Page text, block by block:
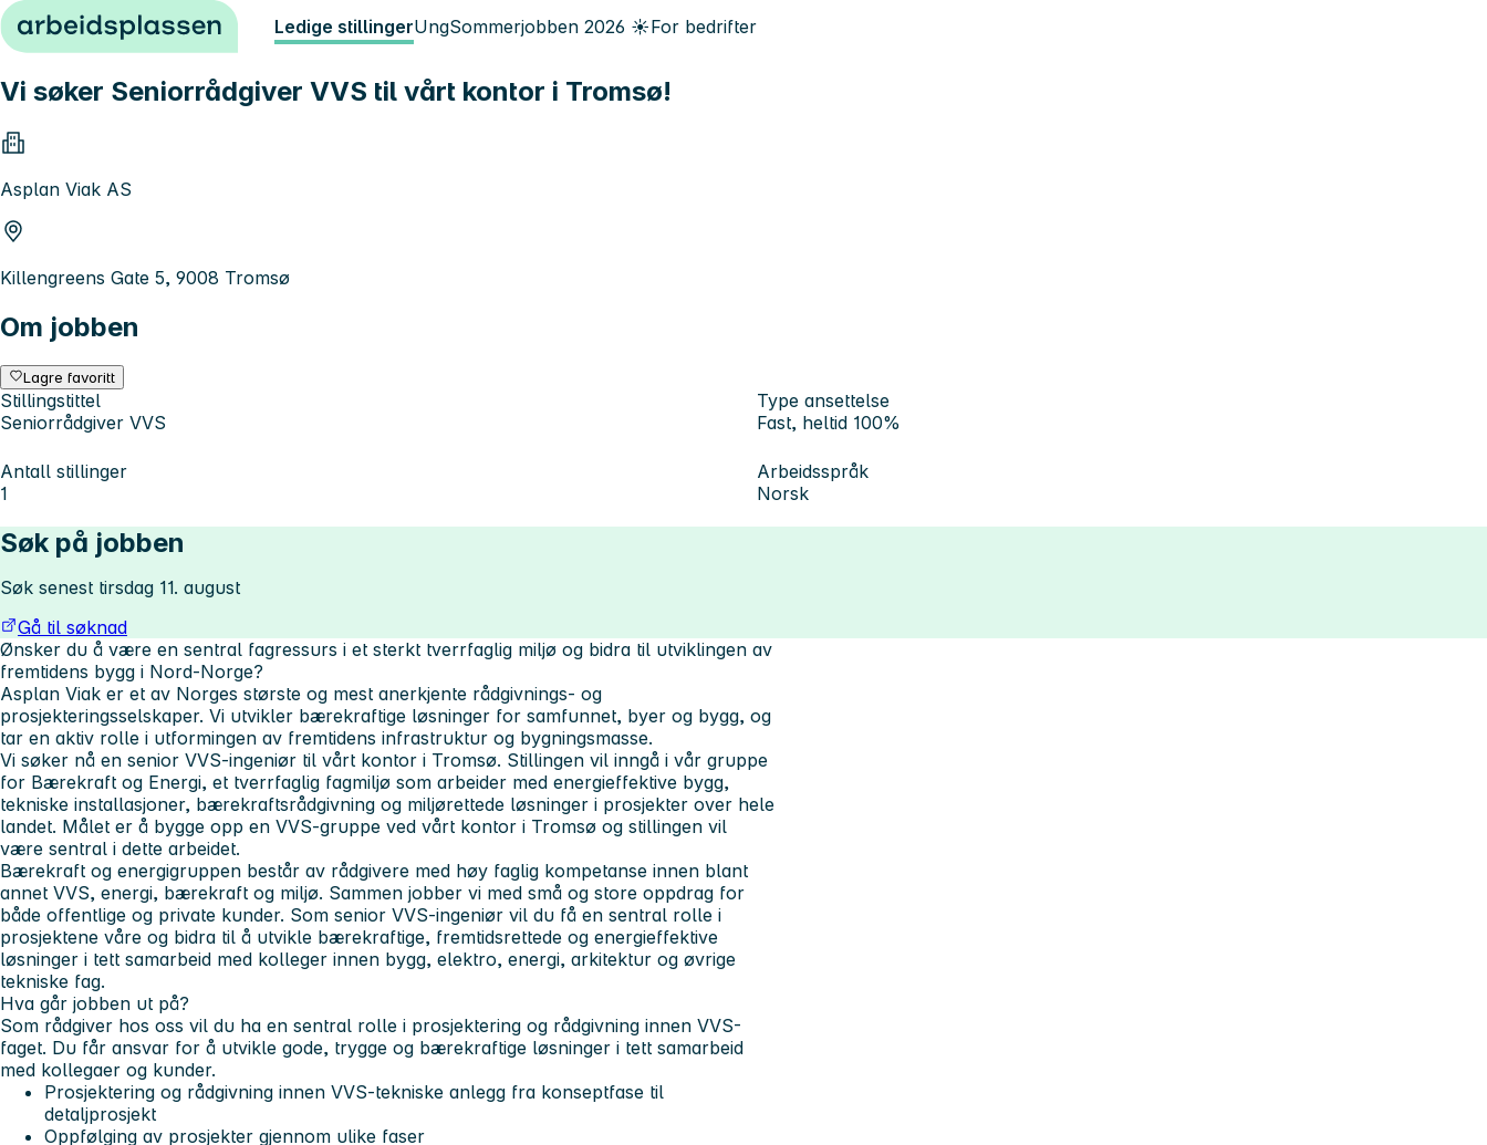
Hopp til innhold Ledige stillingerUngSommerjobben 2026 ☀️For bedrifter
Vi søker Seniorrådgiver VVS til vårt kontor i Tromsø!
Asplan Viak AS
Killengreens Gate 5, 9008 Tromsø
Om jobben
Lagre favoritt
Stillingstittel
Seniorrådgiver VVS
Type ansettelse
Fast, heltid 100%
Antall stillinger
1
Arbeidsspråk
Norsk
Søk på jobben
Søk senest tirsdag 11. august
Gå til søknad
Ønsker du å være en sentral fagressurs i et sterkt tverrfaglig miljø og bidra til utviklingen av
fremtidens bygg i Nord-Norge?
Asplan Viak er et av Norges største og mest anerkjente rådgivnings- og
prosjekteringsselskaper. Vi utvikler bærekraftige løsninger for samfunnet, byer og bygg, og
tar en aktiv rolle i utformingen av fremtidens infrastruktur og bygningsmasse.
Vi søker nå en senior VVS-ingeniør til vårt kontor i Tromsø. Stillingen vil inngå i vår gruppe
for Bærekraft og Energi, et tverrfaglig fagmiljø som arbeider med energieffektive bygg,
tekniske installasjoner, bærekraftsrådgivning og miljørettede løsninger i prosjekter over hele
landet. Målet er å bygge opp en VVS-gruppe ved vårt kontor i Tromsø og stillingen vil
være sentral i dette arbeidet.
Bærekraft og energigruppen består av rådgivere med høy faglig kompetanse innen blant
annet VVS, energi, bærekraft og miljø. Sammen jobber vi med små og store oppdrag for
både offentlige og private kunder. Som senior VVS-ingeniør vil du få en sentral rolle i
prosjektene våre og bidra til å utvikle bærekraftige, fremtidsrettede og energieffektive
løsninger i tett samarbeid med kolleger innen bygg, elektro, energi, arkitektur og øvrige
tekniske fag.
Hva går jobben ut på?
Som rådgiver hos oss vil du ha en sentral rolle i prosjektering og rådgivning innen VVS-
faget. Du får ansvar for å utvikle gode, trygge og bærekraftige løsninger i tett samarbeid
med kollegaer og kunder.
Prosjektering og rådgivning innen VVS-tekniske anlegg fra konseptfase til
detaljprosjekt
Oppfølging av prosjekter gjennom ulike faser